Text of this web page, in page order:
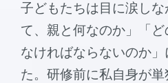
子どもたちは目に涙し
て、親と何なのか」「
なければならないのか
た。研修前に私自身が